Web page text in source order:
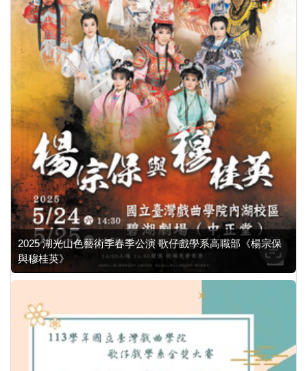
2025 湖光山色藝術季春季公演 歌仔戲學系高職部《楊宗保
與穆桂英》